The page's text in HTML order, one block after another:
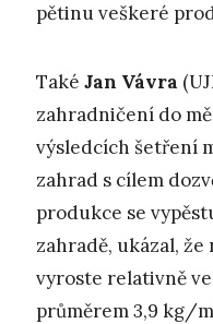
pětinu veškeré
Také Jan Vávra
zahradničení do
výsledcích šetření
zahrad s cílem
produkce se
zahradě, ukázal,
vyroste relativně
průměrem 3,9 kg/m